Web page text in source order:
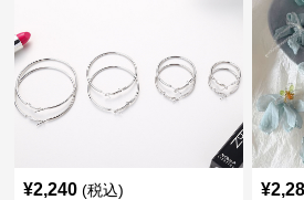
¥2,240 (税込) ¥